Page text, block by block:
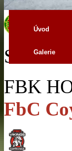
So
FBK
FbC
Úvod
Galerie